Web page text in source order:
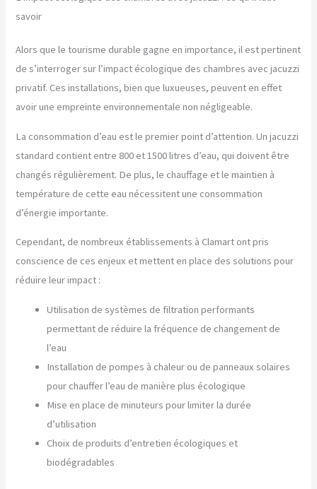
savoir
Alors que le tourisme durable gagne en importance, il est pertinent
de s’interroger sur l’impact écologique des chambres avec jacuzzi
privatif. Ces installations, bien que luxueuses, peuvent en effet
avoir une empreinte environnementale non négligeable.
La consommation d’eau est le premier point d’attention. Un jacuzzi
standard contient entre 800 et 1500 litres d’eau, qui doivent être
changés régulièrement. De plus, le chauffage et le maintien à
température de cette eau nécessitent une consommation
d’énergie importante.
Cependant, de nombreux établissements à Clamart ont pris
conscience de ces enjeux et mettent en place des solutions pour
réduire leur impact :
Utilisation de systèmes de filtration performants
permettant de réduire la fréquence de changement de
l’eau
Installation de pompes à chaleur ou de panneaux solaires
pour chauffer l’eau de manière plus écologique
Mise en place de minuteurs pour limiter la durée
d’utilisation
Choix de produits d’entretien écologiques et
biodégradables